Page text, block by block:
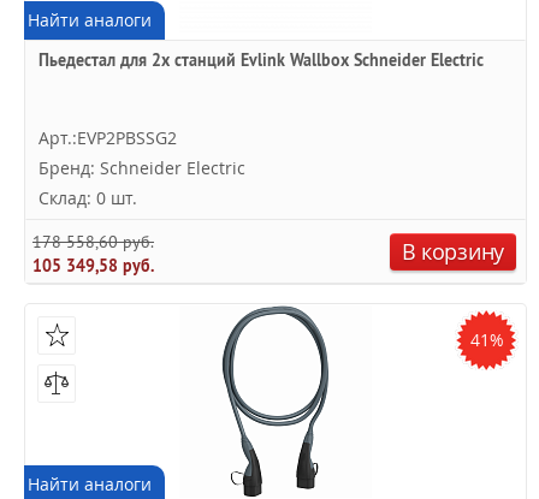
Найти аналоги
Пьедестал для 2x станций Evlink Wallbox Schneider Electric
Арт.:EVP2PBSSG2
Бренд: Schneider Electric
Склад: 0 шт.
178 558,60 руб.
105 349,58 руб.
В корзину
41%
Найти аналоги